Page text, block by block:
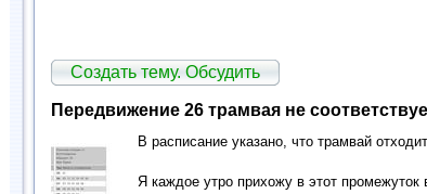
Создать тему. Обсудить
Передвижение 26 трамвая не
В расписание указано, что трамвай
Я каждое утро прихожу в этот